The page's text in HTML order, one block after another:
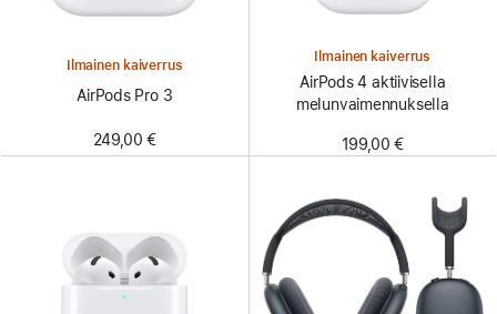
Ilmainen kaiverrus
AirPods Pro 3
249,00 €
Ilmainen kaiverrus
AirPods 4 aktiivisella
melunvaimennuksella
199,00 €